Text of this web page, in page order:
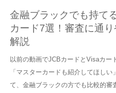
金融ブラックでも持て
カード7選！審査に通
解説
以前の動画でJCBカードとVisaカー
「マスターカードも紹介してほし
て、金融ブラックの方でも比較的審